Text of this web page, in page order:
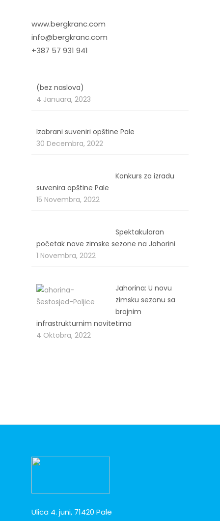
www.bergkranc.com
info@bergkranc.com
+387 57 931 941
(bez naslova)
4729
4 Januara, 2023
Izabrani suveniri opštine Pale
30 Decembra, 2022
Konkurs za izradu
suvenira opštine Pale
15 Novembra, 2022
Spektakularan
početak nove zimske sezone na Jahorini
1 Novembra, 2022
Jahorina: U novu
zimsku sezonu sa
brojnim
infrastrukturnim novitetima
4 Oktobra, 2022
Ulica 4. juni, 71420 Pale